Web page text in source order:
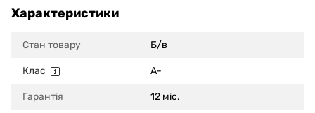
Характеристики
Стан товару Б/в
Клас A-
Гарантія 12 міс.